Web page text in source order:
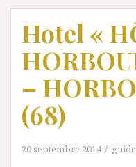
Hotel «
–
(68)
20 septembre 2014